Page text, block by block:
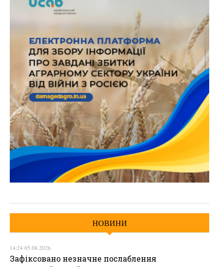
НОВИНИ
14:24 05.08.2026
Зафіксовано незначне послаблення